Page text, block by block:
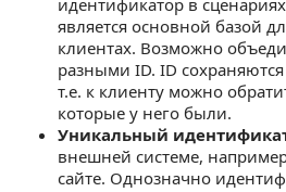
идентификатор в
является основной базой
клиентах. Возможно
разными ID. ID
т.е. к клиенту можно
которые у него были.
Уникальный
внешней системе,
сайте. Однозначно